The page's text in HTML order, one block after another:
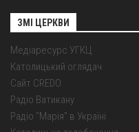
ЗМІ ЦЕРКВИ
Медіаресурс УГКЦ
Католицький оглядач
Сайт CREDO
Радіо Ватикану
Радіо "Марія" в Україні